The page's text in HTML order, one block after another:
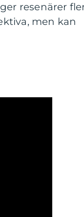
resenärer
men kan